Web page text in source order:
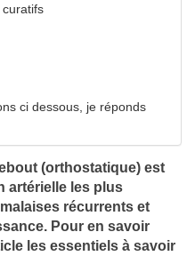
ci dessous, je réponds
(orthostatique) est
artérielle les plus
récurrents et
Pour en savoir
les essentiels à savoir